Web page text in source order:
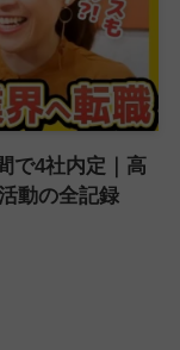
で4社内定｜高
動の全記録